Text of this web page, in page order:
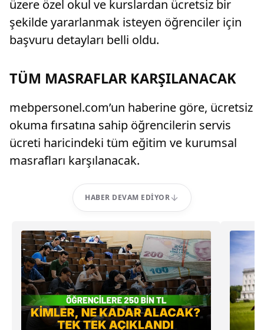
üzere özel okul ve kurslardan ücretsiz bir
şekilde yararlanmak isteyen öğrenciler için
başvuru detayları belli oldu.
TÜM MASRAFLAR KARŞILANACAK
mebpersonel.com’un haberine göre, ücretsiz
okuma fırsatına sahip öğrencilerin servis
ücreti haricindeki tüm eğitim ve kurumsal
masrafları karşılanacak.
HABER DEVAM EDIYOR